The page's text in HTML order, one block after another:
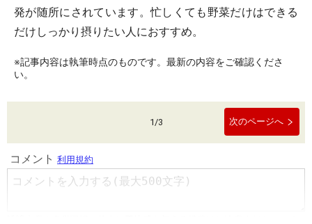
発が随所にされています。忙しくても野菜だけはできる
だけしっかり摂りたい人におすすめ。
※記事内容は執筆時点のものです。最新の内容をご確認くださ
い。
1/3 次のページへ